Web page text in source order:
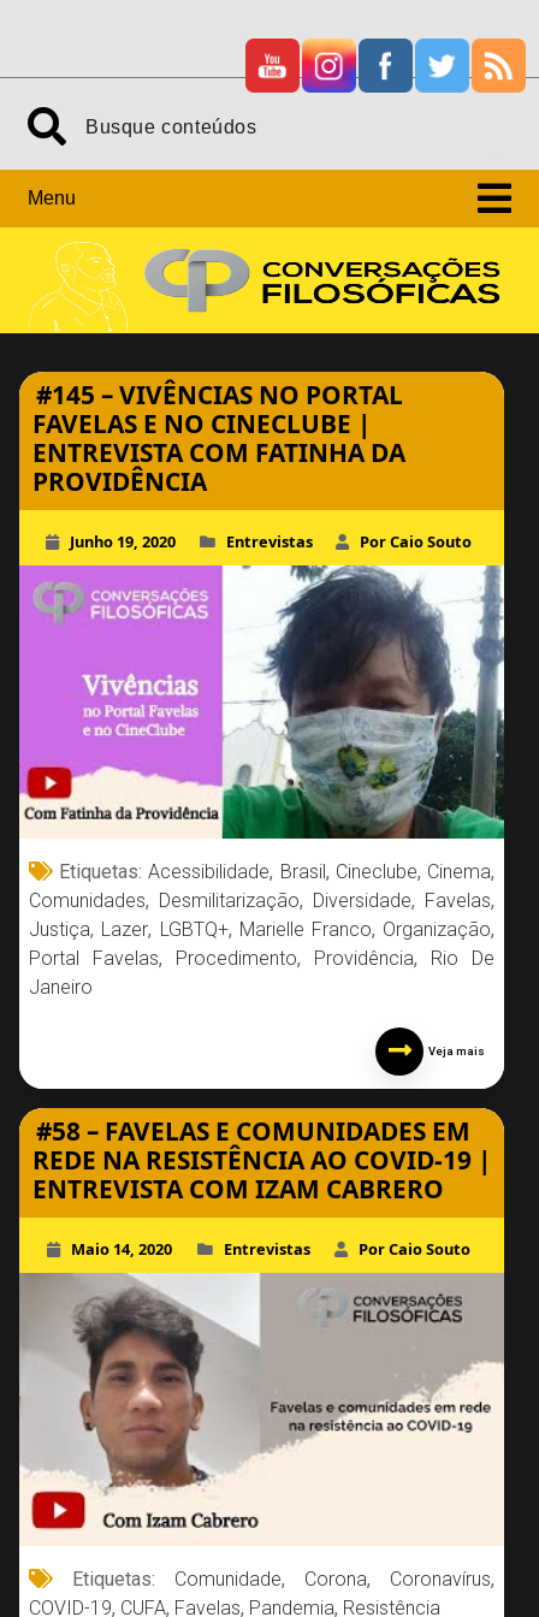
Search
Menu
#145 – VIVÊNCIAS NO PORTAL
FAVELAS E NO CINECLUBE |
ENTREVISTA COM FATINHA DA
PROVIDÊNCIA
Junho 19, 2020 Entrevistas Por Caio Souto
Etiquetas:Acessibilidade, Brasil, Cineclube, Cinema,
Comunidades, Desmilitarização, Diversidade, Favelas,
Justiça, Lazer, LGBTQ+, Marielle Franco, Organização,
Portal Favelas, Procedimento, Providência, Rio De
Janeiro
Veja mais
#58 – FAVELAS E COMUNIDADES EM
REDE NA RESISTÊNCIA AO COVID-19 |
ENTREVISTA COM IZAM CABRERO
Maio 14, 2020 Entrevistas Por Caio Souto
Etiquetas: Comunidade, Corona, Coronavírus,
COVID-19, CUFA, Favelas, Pandemia, Resistência